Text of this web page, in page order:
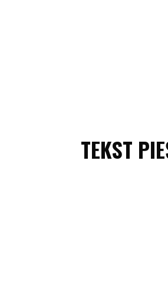
TEKST